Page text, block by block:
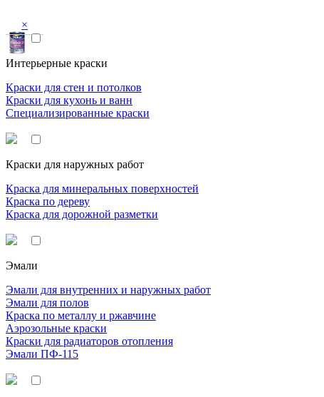
×
Интерьерные краски
Краски для стен и потолков
Краски для кухонь и ванн
Специализированные краски
Краски для наружных работ
Краска для минеральных поверхностей
Краска по дереву
Краска для дорожной разметки
Эмали
Эмали для внутренних и наружных работ
Эмали для полов
Краска по металлу и ржавчине
Аэрозольные краски
Краски для радиаторов отопления
Эмали ПФ-115